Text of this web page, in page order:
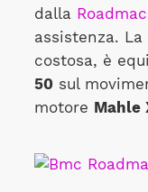
dalla
assistenza.
costosa, è
50 sul
motore Mahle